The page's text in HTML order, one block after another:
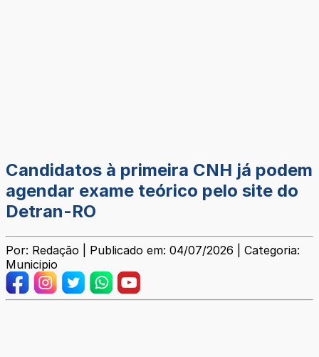
Candidatos à primeira CNH já podem
agendar exame teórico pelo site do
Detran-RO
Por: Redação | Publicado em: 04/07/2026 | Categoria:
Municipio